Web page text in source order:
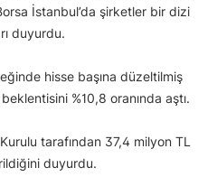
İstanbul’da şirketler bir dizi
duyurdu.
hisse başına düzeltilmiş
%10,8 oranında aştı.
tarafından 37,4 milyon TL
duyurdu.